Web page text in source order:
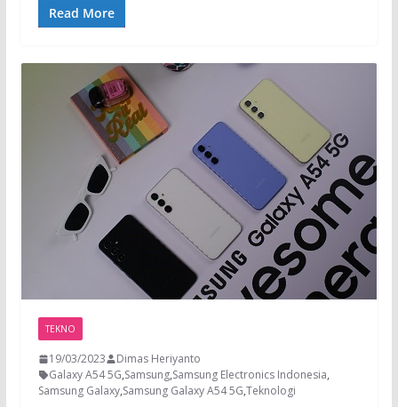
Read More
TEKNO
19/03/2023
Dimas Heriyanto
Galaxy A54 5G,Samsung,Samsung Electronics Indonesia,
Samsung Galaxy,Samsung Galaxy A54 5G,Teknologi